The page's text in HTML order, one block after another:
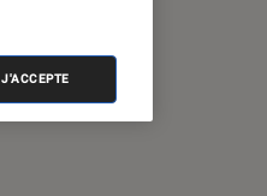
J'ACCEPTE